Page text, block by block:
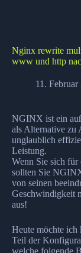
Nginx rewrite
www und http
11. Februar
NGINX ist ein
als Alternative zu
unglaublich
Leistung.
Wenn Sie sich für
sollten Sie
von seinen
Geschwindigkeit
aus!
Heute möchte
Teil der